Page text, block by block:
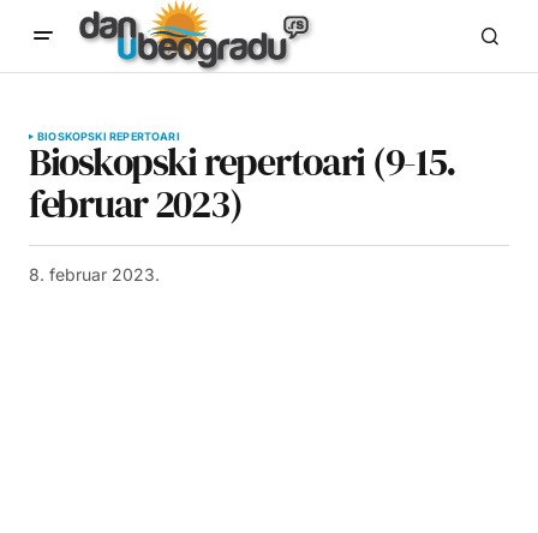
BIOSKOPSKI REPERTOARI
Bioskopski repertoari (9-15.
februar 2023)
8. februar 2023.